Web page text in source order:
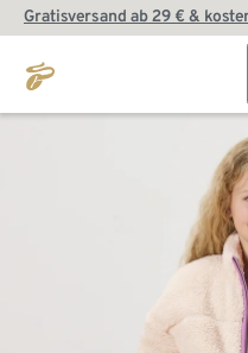
Gratisversand ab 29 € &